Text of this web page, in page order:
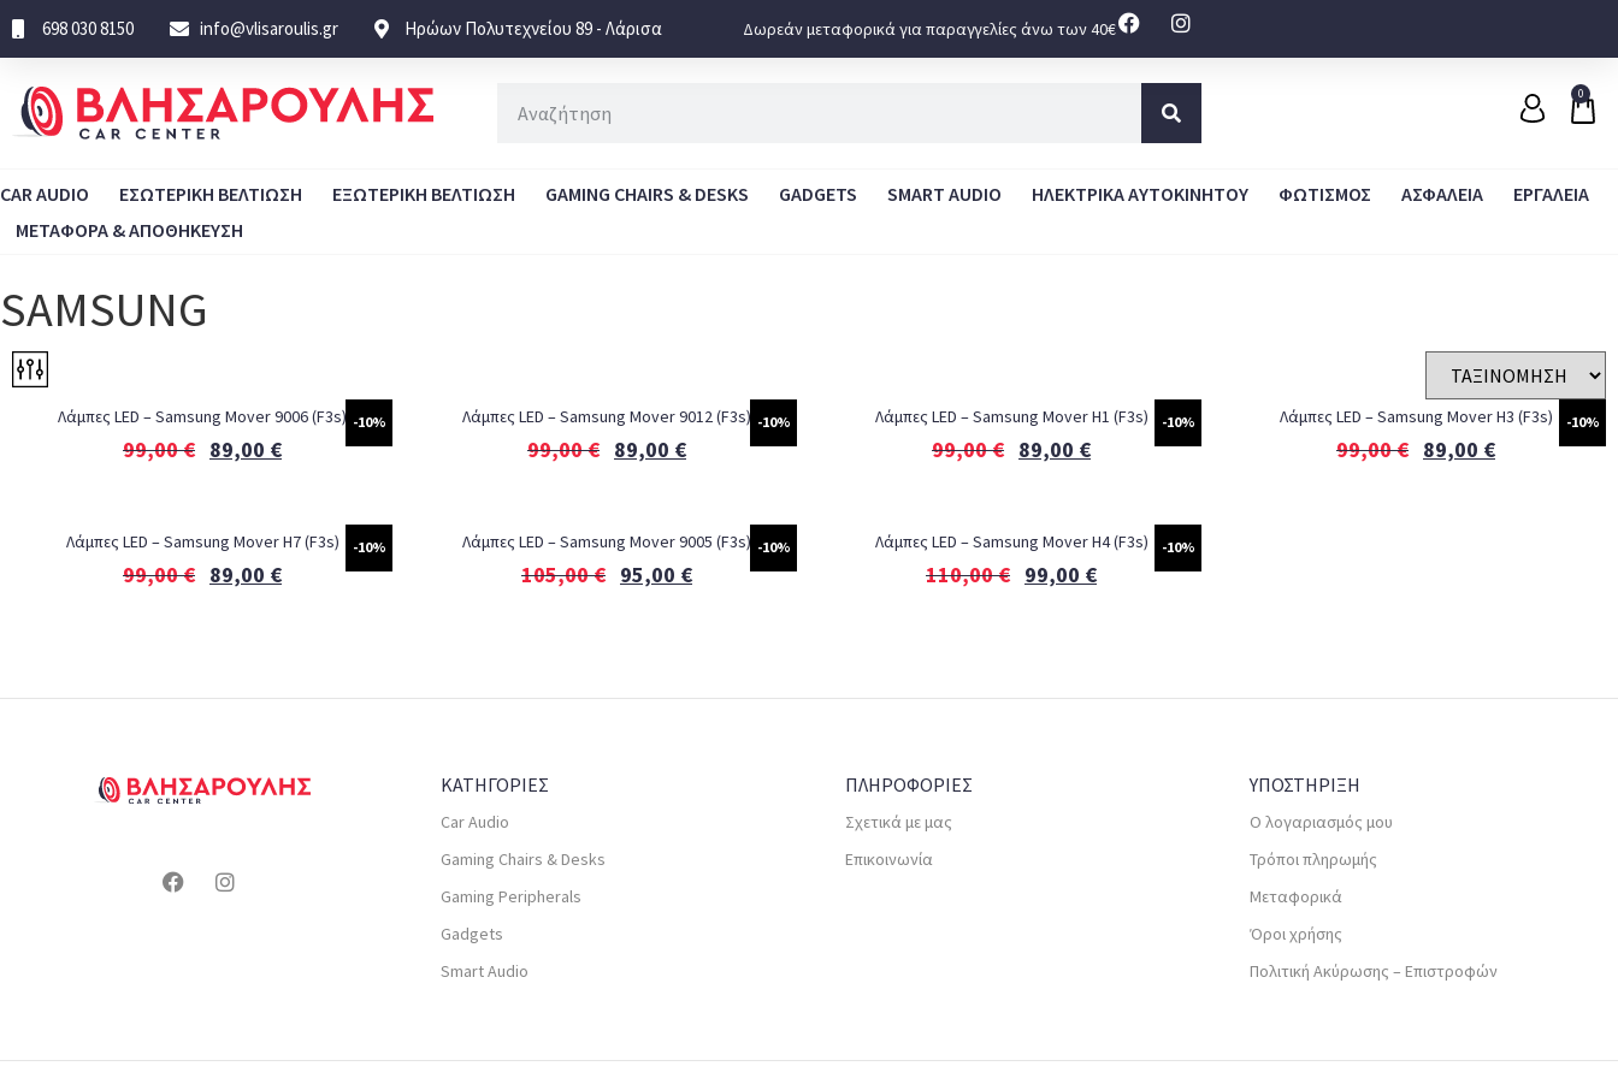
698 030 8150 info@vlisaroulis.gr Ηρώων Πολυτεχνείου 89 - Λάρισα Δωρεάν μεταφορικά για παραγγελίες άνω των 40€
0
CAR AUDIO ΕΣΩΤΕΡΙΚΗ ΒΕΛΤΙΩΣΗ ΕΞΩΤΕΡΙΚΗ ΒΕΛΤΙΩΣΗ GAMING CHAIRS & DESKS GADGETS SMART AUDIO ΗΛΕΚΤΡΙΚΑ ΑΥΤΟΚΙΝΗΤΟΥ ΦΩΤΙΣΜΟΣ ΑΣΦΑΛΕΙΑ
ΕΡΓΑΛΕΙΑ
ΜΕΤΑΦΟΡΑ & ΑΠΟΘΗΚΕΥΣΗ
SAMSUNG
-10%
Λάμπες LED – Samsung Mover 9006 (F3s)
99,00€ 89,00 €
-10%
Λάμπες LED – Samsung Mover 9012 (F3s)
99,00€ 89,00 €
-10%
Λάμπες LED – Samsung Mover H1 (F3s)
99,00€ 89,00 €
-10%
Λάμπες LED – Samsung Mover H3 (F3s)
99,00€ 89,00 €
-10%
Λάμπες LED – Samsung Mover H7 (F3s)
99,00€ 89,00 €
-10%
Λάμπες LED – Samsung Mover 9005 (F3s)
105,00€ 95,00 €
-10%
Λάμπες LED – Samsung Mover H4 (F3s)
110,00€ 99,00 €
ΚΑΤΗΓΟΡΙΕΣ
Car Audio
Gaming Chairs & Desks
Gaming Peripherals
Gadgets
Smart Audio
ΠΛΗΡΟΦΟΡΙΕΣ
Σχετικά με μας
Επικοινωνία
ΥΠΟΣΤΗΡΙΞΗ
Ο λογαριασμός μου
Τρόποι πληρωμής
Μεταφορικά
Όροι χρήσης
Πολιτική Ακύρωσης – Επιστροφών